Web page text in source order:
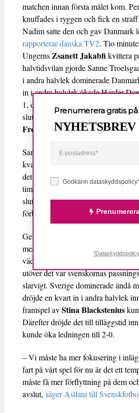
matchen innan första målet kom.
knuffades i ryggen och fick en
Nadim satte den och gav Danmark
rapporterar danska TV2. Tio
UngernsZsanett Jakabfikvittera
halvtidsvilan gjorde Sanne
i andra halvlek dominerade
in i andra halvlek ökade Harder
1, därefter gjorde Troelsgaard 4-1
slutligen lade Nicoline Sörensen,
Frederikke Thögersen, in 6-1.
Samma kväll spelade också Sverige
kvalmatch och Sverige dominerade
det första målet kom. Lina Hurtig
timmes spel, och
Kosovare Asllani
slutresultatet i matchen som var den
förbundskaptenen
Peter
Gerhardsson har betonat att han
med svensk bollkontroll. Spelet
väderleken – det ösregnade och
utöver det var svenskornas
slarvigt. Sverige dominerade ändå
dröjde en kvart in i andra halvlek
framspel avStina Blackstenius
Därefter dröjde det till tilläggstid
kunde öka ledningen till 2-0.
– Vi måste ha mer fokusering i
fart på vårt spel för nu är det ett
måste få mer förflyttning på dem
avslut, säger Asllani till
Godkänn
Prenumerera gratis
NYHETSBREV
*Dataskyddspolicy